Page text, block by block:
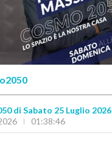
di Sabato 25 Luglio 2026
01:38:46